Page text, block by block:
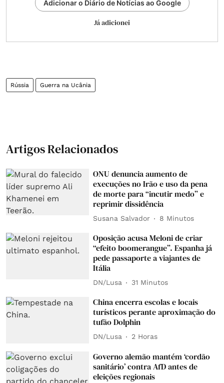
Adicionar o Diário de Notícias ao Google
Já adicionei
Rússia Guerra na Ucânia
Artigos Relacionados
ONU denuncia aumento de
execuções no Irão e uso da pena
de morte para “incutir medo” e
reprimir dissidência
Susana Salvador 8 Minutos
Oposição acusa Meloni de criar
“efeito boomerangue”. Espanha já
pede passaporte a viajantes de
Itália
DN/Lusa 31 Minutos
China encerra escolas e locais
turísticos perante aproximação do
tufão Dolphin
DN/Lusa 2 Horas
Governo alemão mantém ‘cordão
sanitário’ contra AfD antes de
eleições regionais